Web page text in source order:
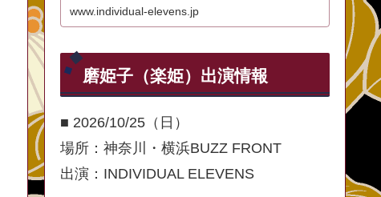
www.individual-elevens.jp
磨姫子（楽姫）出演情報
■ 2026/10/25（日）
場所：神奈川・横浜BUZZ FRONT
出演：INDIVIDUAL ELEVENS